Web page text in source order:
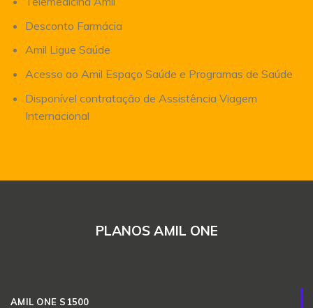
Desconto Farmácia
Amil Ligue Saúde
Acesso ao Amil Espaço Saúde e Programas de Saúde
Disponível contratação de Assistência Viagem
Internacional
PLANOS AMIL ONE
AMIL ONE S1500